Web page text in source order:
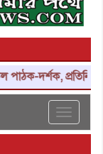
দর্শক, প্রতিনিধি,
Toggle